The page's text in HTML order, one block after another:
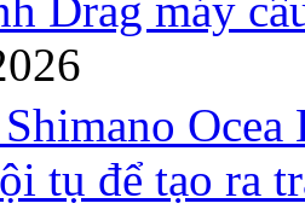
Drag máy